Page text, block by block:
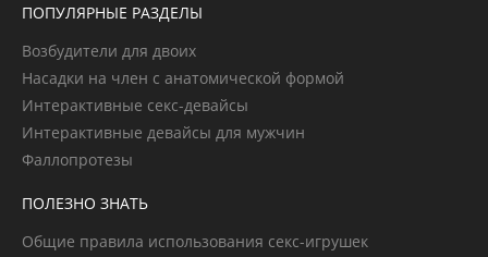
ПОПУЛЯРНЫЕ РАЗДЕЛЫ
Возбудители для двоих
Насадки на член с анатомической формой
Интерактивные секс-девайсы
Интерактивные девайсы для мужчин
Фаллопротезы
ПОЛЕЗНО ЗНАТЬ
Общие правила использования секс-игрушек